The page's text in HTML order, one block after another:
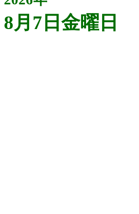
8月7日金曜日